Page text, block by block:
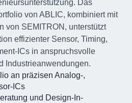
Das
von ABLIC, kombiniert mit
von SEMITRON, unterstützt
effizienter Sensor, Timing,
ICs in anspruchsvolle
Industrieanwendungen.
an präzisen Analog-,
ICs
und Design-In-